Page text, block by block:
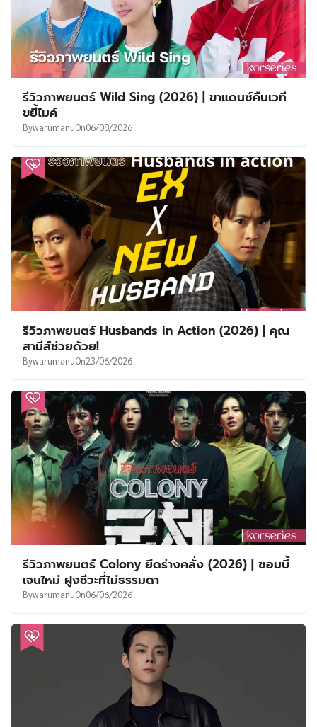
รีวิวภาพยนตร์ Wild Sing (2026) | ขาแดนซ์คืนเวที
ขยี้ไมค์
BywarumanuOn06/08/2026
รีวิวภาพยนตร์ Husbands in Action (2026) | คุณ
สามีส์ช่วยด้วย!
BywarumanuOn23/06/2026
รีวิวภาพยนตร์ Colony ยึดร่างคลั่ง (2026) | ซอมบี้
เจนใหม่ ฝูงชีวะที่ไม่ธรรมดา
BywarumanuOn06/06/2026